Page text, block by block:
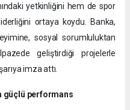
yetkinliğini hem de spor
ortaya koydu. Banka,
sosyal sorumluluktan
geliştirdiği projelerle
imza attı.
güçlü performans